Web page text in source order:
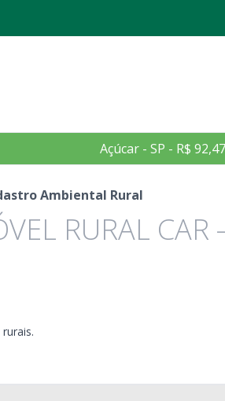
Açúcar - SP - R$ 92,47
Ambiental Rural
RURAL CAR